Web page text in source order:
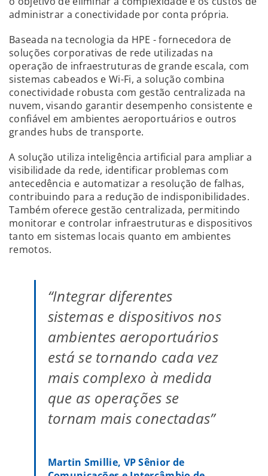
administrar a conectividade por conta própria.
Baseada na tecnologia da HPE - fornecedora de
soluções corporativas de rede utilizadas na
operação de infraestruturas de grande escala, com
sistemas cabeados e Wi-Fi, a solução combina
conectividade robusta com gestão centralizada na
nuvem, visando garantir desempenho consistente e
confiável em ambientes aeroportuários e outros
grandes hubs de transporte.
A solução utiliza inteligência artificial para ampliar a
visibilidade da rede, identificar problemas com
antecedência e automatizar a resolução de falhas,
contribuindo para a redução de indisponibilidades.
Também oferece gestão centralizada, permitindo
monitorar e controlar infraestruturas e dispositivos
tanto em sistemas locais quanto em ambientes
remotos.
“Integrar diferentes
sistemas e dispositivos nos
ambientes aeroportuários
está se tornando cada vez
mais complexo à medida
que as operações se
tornam mais conectadas”
Martin Smillie, VP Sênior de